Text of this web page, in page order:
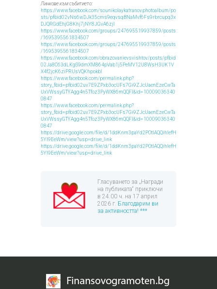
Линкове към събитието:
https://www.facebook.com/sounikolaykatranov.photoalbum/po
sts/pfbid02vNs6wDJk35cms9eqvsqBNaMvf6Fs9rbrcupq3x
DJQRGdEhjG8Khj7jNY8JGvA6zjl
https://www.facebook.com/groups/247695519937859/posts
/1695395561834507
https://www.facebook.com/groups/247695519937859/posts
/1695395561834507
https://www.facebook.com/obrazovanievsvishtov/posts/pfbid
02Ja8C63dLKgS9dmXM864pVab1j5PeMV12U8WsH3UK1V
X4f2jcK6ziPRUsVQKhpokbl
https://www.facebook.com/permalink.php?
story_fbid=pfbid02uv7E9ZPxb3ocUFs7Gi9ZJcUaenEzeCwTa
UxVWssyGTYAgg4n5Tfoz3PyWX86mQQFl&id=10009036340
0847
https://www.facebook.com/permalink.php?
story_fbid=pfbid02uv7E9ZPxb3ocUFs7Gi9ZJcUaenEzeCwTa
UxVWssyGTYAgg4n5Tfoz3PyWX86mQQFl&id=10009036340
0847
https://drive.google.com/file/d/1ddKnm3paYd2POtlAQQihlefH
5YI9EeWm/view?usp=drive_link
https://drive.google.com/file/d/1ddKnm3paYd2POtlAQQihlefH
5YI9EeWm/view?usp=drive_link
Гласуването за „Награди
на публиката“ приключи
в 24.00 ч. на 17 април
2026 г. Благодарим ви
за активността! ***